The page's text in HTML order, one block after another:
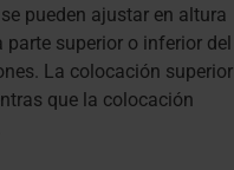
pueden ajustar en altura
superior o inferior del
La colocación superior
que la colocación